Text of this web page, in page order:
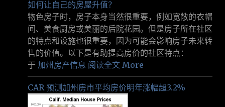
如何让自己的房屋升值？
物色房子时，房子本身当然很重要，例如宽敞的衣帽
间、美食厨房或美丽的后院花园。但是房子所在社区
的特点和设施也很重要，因为可能会影响房子未来转
售的价值。以下是有助提高房价的社区特点：
于 加州房产信息 阅读全文 More
CAR 预测加州房市平均房价明年涨幅超3.2%